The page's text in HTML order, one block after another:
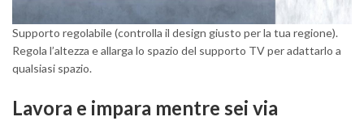
Supporto regolabile (controlla il design giusto per la tua regione).
Regola l’altezza e allarga lo spazio del supporto TV per adattarlo a
qualsiasi spazio.
Lavora e impara mentre sei via